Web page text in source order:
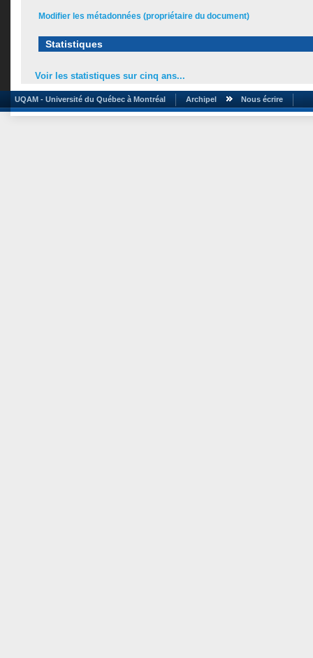
Modifier les métadonnées (propriétaire du document)
Statistiques
Voir les statistiques sur cinq ans...
UQAM - Université du Québec à Montréal Archipel Nous écrire